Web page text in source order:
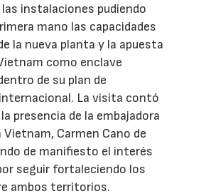
instalaciones pudiendo
mano las capacidades
la nueva planta y la apuesta
como enclave
de su plan de
La visita contó
presencia de la embajadora
Vietnam, Carmen Cano de
de manifiesto el interés
seguir fortaleciendo los
ambos territorios.